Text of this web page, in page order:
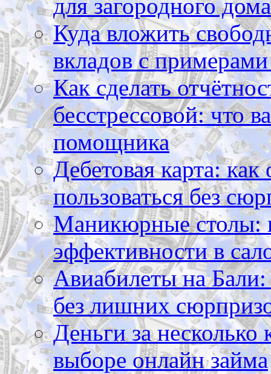
для загородного дома
Куда вложить
вкладов с
Как сделать
бесстрессовой: что
помощника
Дебетовая карта:
пользоваться без
Маникюрные столы:
эффективности в
Авиабилеты на Бали:
без лишних
Деньги за
выборе онлайн займа